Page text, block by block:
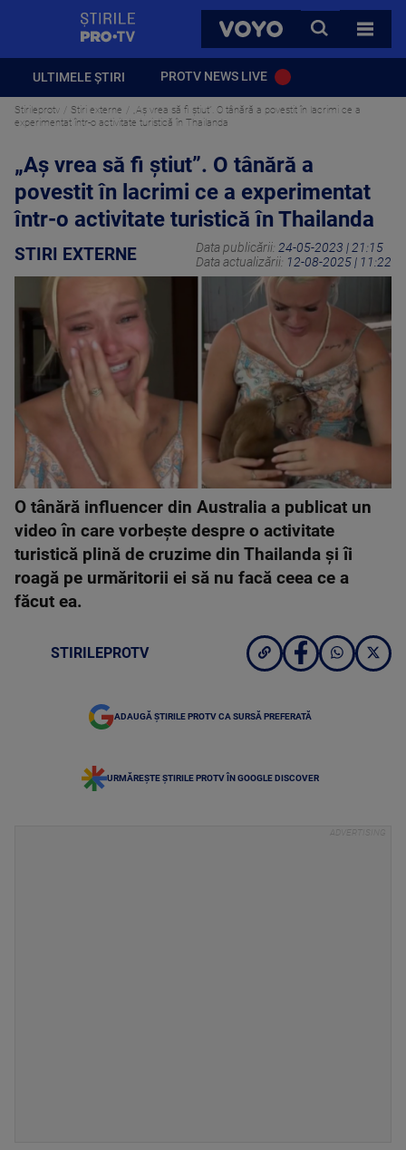
VOYO
CAUTA
TOATE
ULTIMELE ȘTIRI PROTV NEWS LIVE
Stirileprotv Stiri externe
„Aș vrea să fi știut”. O tânără a povestit în lacrimi ce a
experimentat într-o activitate turistică în Thailanda
„Aș vrea să fi știut”. O tânără a
povestit în lacrimi ce a experimentat
într-o activitate turistică în Thailanda
STIRI EXTERNE Data publicării: 24-05-2023 | 21:15
Data actualizării: 12-08-2025 | 11:22
O tânără influencer din Australia a publicat un
video în care vorbește despre o activitate
turistică plină de cruzime din Thailanda și îi
roagă pe urmăritorii ei să nu facă ceea ce a
făcut ea.
STIRILEPROTV
ADAUGĂ ȘTIRILE PROTV CA SURSĂ PREFERATĂ
URMĂREȘTE ȘTIRILE PROTV ÎN GOOGLE DISCOVER